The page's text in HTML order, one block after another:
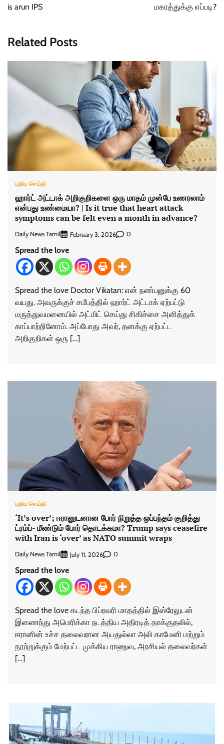
is arun IPS
மகரத்துக்கு எப்படி?
Related Posts
புதிய செய்தி
ஹார்ட் அட்டாக் அறிகுறிகளை ஒரு மாதம் முன்பே உணரலாம்
என்பது உண்மையா? | Is it true that heart attack
symptoms can be felt even a month in advance?
Daily News Tamil February 3, 2026 0
Spread the love
Spread the love Doctor Vikatan: என் நண்பனுக்கு 60
வயது. அவருக்குச் சமீபத்தில் ஹார்ட் அட்டாக் ஏற்பட்டு
மருத்துவமனையில் அட்மிட் செய்து சிகிச்சை அளித்துக்
காப்பாற்றினோம். அப்போது அவர், தனக்கு ஏற்பட்ட
அறிகுறிகள் ஒரு […]
புதிய செய்தி
‘It’s over’; ஈரானுடனான போர் நிறுத்த ஒப்பந்தம் குறித்து
ட்ரம்ப்- மீண்டும் போர் தொடக்கமா? Trump says ceasefire
with Iran is ‘over’ as NATO summit wraps
Daily News Tamil July 11, 2026 0
Spread the love
Spread the love கடந்த பிப்ரவரி மாதத்தில் இஸ்ரேலுடன்
இணைந்து அமெரிக்கா நடத்திய அதிரடித் தாக்குதலில்,
ஈரானின் உச்ச தலைவரான அயதுல்லா அலி காமேனி மற்றும்
நூற்றுக்கும் மேற்பட்ட முக்கிய ராணுவ, அரசியல் தலைவர்கள்
[…]